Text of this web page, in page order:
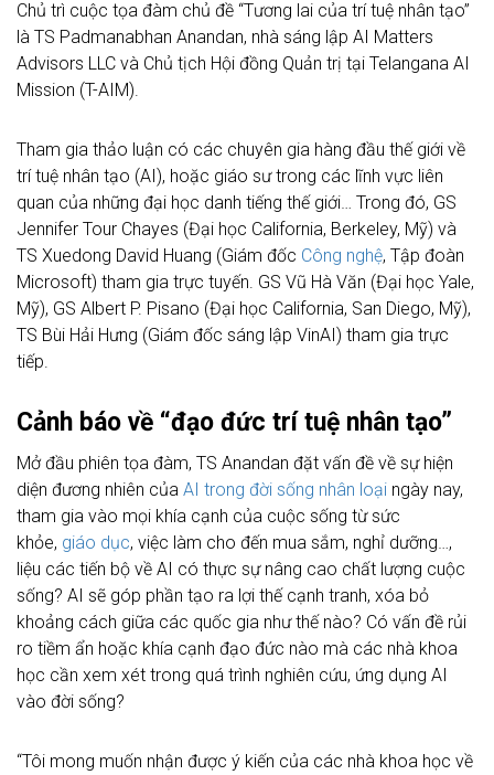
Chủ trì cuộc tọa đàm chủ đề “Tương lai của trí tuệ nhân tạo”
là TS Padmanabhan Anandan, nhà sáng lập AI Matters
Advisors LLC và Chủ tịch Hội đồng Quản trị tại Telangana AI
Mission (T-AIM).
Tham gia thảo luận có các chuyên gia hàng đầu thế giới về
trí tuệ nhân tạo (AI), hoặc giáo sư trong các lĩnh vực liên
quan của những đại học danh tiếng thế giới… Trong đó, GS
Jennifer Tour Chayes (Đại học California, Berkeley, Mỹ) và
TS Xuedong David Huang (Giám đốc Công nghệ, Tập đoàn
Microsoft) tham gia trực tuyến. GS Vũ Hà Văn (Đại học Yale,
Mỹ), GS Albert P. Pisano (Đại học California, San Diego, Mỹ),
TS Bùi Hải Hưng (Giám đốc sáng lập VinAI) tham gia trực
tiếp.
Cảnh báo về “đạo đức trí tuệ nhân tạo”
Mở đầu phiên tọa đàm, TS Anandan đặt vấn đề về sự hiện
diện đương nhiên của AI trong đời sống nhân loại ngày nay,
tham gia vào mọi khía cạnh của cuộc sống từ sức
khỏe, giáo dục, việc làm cho đến mua sắm, nghỉ dưỡng…,
liệu các tiến bộ về AI có thực sự nâng cao chất lượng cuộc
sống? AI sẽ góp phần tạo ra lợi thế cạnh tranh, xóa bỏ
khoảng cách giữa các quốc gia như thế nào? Có vấn đề rủi
ro tiềm ẩn hoặc khía cạnh đạo đức nào mà các nhà khoa
học cần xem xét trong quá trình nghiên cứu, ứng dụng AI
vào đời sống?
“Tôi mong muốn nhận được ý kiến của các nhà khoa học về